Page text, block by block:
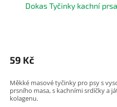
Dokas Tyčinky kachní
59 Kč
Měkké masové tyčinky pro psy s
prsního masa, s kachními srdíčky a
kolagenu.